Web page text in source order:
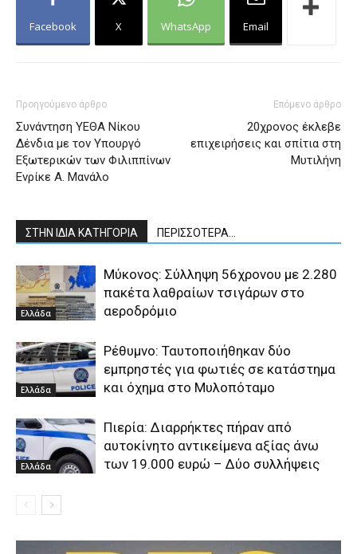
Facebook X WhatsApp Email
Προηγούμενο άρθρο
Συνάντηση ΥΕΘΑ Νίκου
Δένδια με τον Υπουργό
Εξωτερικών των Φιλιππίνων
Ενρίκε Α. Μανάλο
Επόμενο άρθρο
20χρονος έκλεβε
επιχειρήσεις και σπίτια στη
Μυτιλήνη
ΣΤΗΝ ΙΔΙΑ ΚΑΤΗΓΟΡΙΑ ΠΕΡΙΣΣΟΤΕΡΑ...
Ελλάδα
Μύκονος: Σύλληψη 56χρονου με 2.280
πακέτα λαθραίων τσιγάρων στο
αεροδρόμιο
Ελλάδα
Ρέθυμνο: Ταυτοποιήθηκαν δύο
εμπρηστές για φωτιές σε κατάστημα
και όχημα στο Μυλοπόταμο
Ελλάδα
Πιερία: Διαρρήκτες πήραν από
αυτοκίνητο αντικείμενα αξίας άνω
των 19.000 ευρώ – Δύο συλλήψεις